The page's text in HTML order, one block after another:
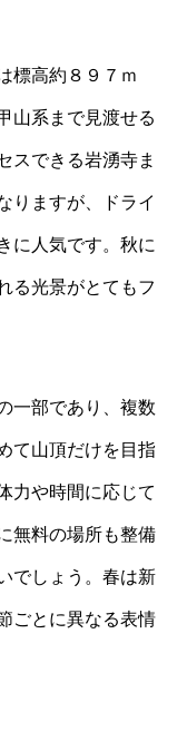
標高約８９７ｍ
山系まで見渡せる
スできる岩湧寺ま
りますが、ドライ
に人気です。秋に
る光景がとてもフ
一部であり、複数
て山頂だけを目指
力や時間に応じて
無料の場所も整備
でしょう。春は新
ごとに異なる表情